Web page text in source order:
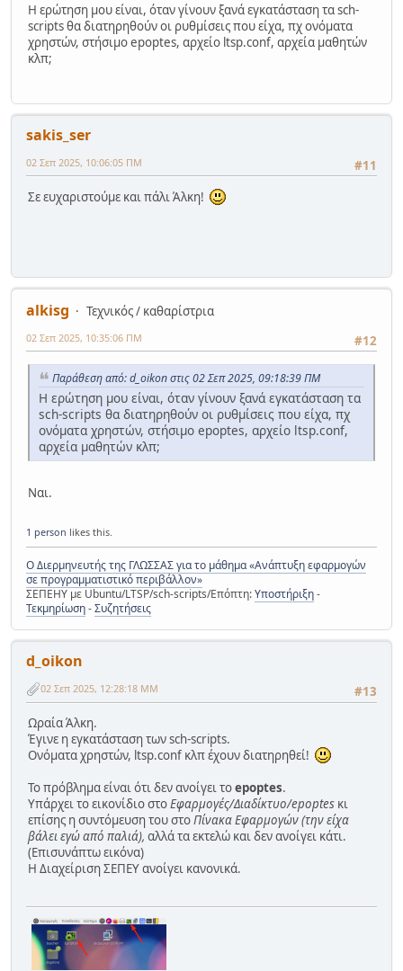
Η ερώτηση μου είναι, όταν γίνουν ξανά εγκατάσταση τα sch-
scripts θα διατηρηθούν οι ρυθμίσεις που είχα, πχ ονόματα
χρηστών, στήσιμο epoptes, αρχείο ltsp.conf, αρχεία μαθητών
κλπ;
sakis_ser
#11
02 Σεπ 2025, 10:06:05 ΠΜ
Σε ευχαριστούμε και πάλι Άλκη!
alkisg
Τεχνικός / καθαρίστρια
#12
02 Σεπ 2025, 10:35:06 ΠΜ
Παράθεση από: d_oikon στις 02 Σεπ 2025, 09:18:39 ΠΜ
Η ερώτηση μου είναι, όταν γίνουν ξανά εγκατάσταση τα
sch-scripts θα διατηρηθούν οι ρυθμίσεις που είχα, πχ
ονόματα χρηστών, στήσιμο epoptes, αρχείο ltsp.conf,
αρχεία μαθητών κλπ;
Ναι.
1 person likes this.
Ο Διερμηνευτής της ΓΛΩΣΣΑΣ για το μάθημα «Ανάπτυξη εφαρμογών
σε προγραμματιστικό περιβάλλον»
ΣΕΠΕΗΥ με Ubuntu/LTSP/sch-scripts/Επόπτη:Υποστήριξη-
Τεκμηρίωση-Συζητήσεις
d_oikon
#13
02 Σεπ 2025, 12:28:18 ΜΜ
Ωραία Άλκη.
Έγινε η εγκατάσταση των sch-scripts.
Ονόματα χρηστών, ltsp.conf κλπ έχουν διατηρηθεί!
Το πρόβλημα είναι ότι δεν ανοίγει τοepoptes.
Υπάρχει το εικονίδιο στοΕφαρμογές/Διαδίκτυο/epoptes κι
επίσης η συντόμευση του στοΠίνακα Εφαρμογών (την είχα
βάλει εγώ από παλιά), αλλά τα εκτελώ και δεν ανοίγει κάτι.
(Επισυνάπτω εικόνα)
Η Διαχείριση ΣΕΠΕΥ ανοίγει κανονικά.